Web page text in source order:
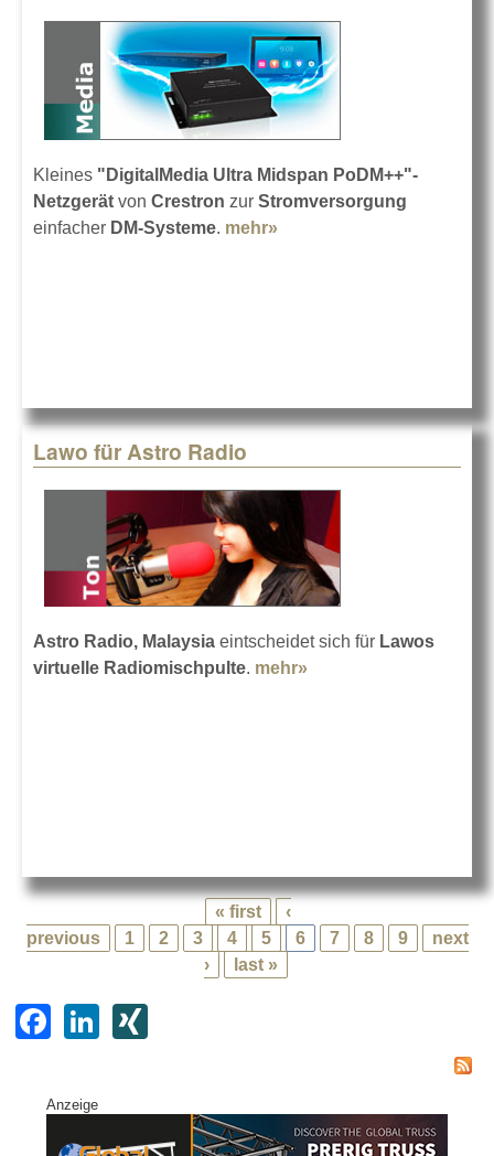
Kleines "DigitalMedia Ultra Midspan PoDM++"-
Netzgerät von Crestron zur Stromversorgung
einfacher DM-Systeme. mehr»
Lawo für Astro Radio
Astro Radio, Malaysia eintscheidet sich für Lawos
virtuelle Radiomischpulte. mehr»
« first
‹
previous
1 2 3 4 5 6 7 8 9
next
›
last »
F
c
e
Li
e
Anzeige